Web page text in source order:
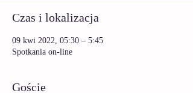
Czas i lokalizacja
09 kwi 2022, 05:30 – 5:45
Spotkania on-line
Goście